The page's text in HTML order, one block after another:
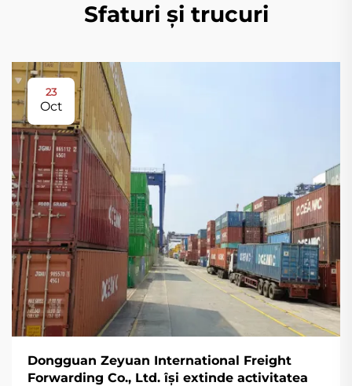
Sfaturi și trucuri
23
Oct
Dongguan Zeyuan International Freight
Forwarding Co., Ltd. își extinde activitatea